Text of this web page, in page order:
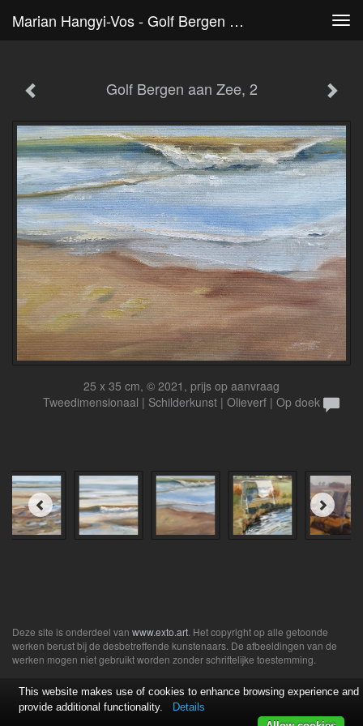
Marian Hangyi-Vos - Golf Bergen Aan Zee, 2
Golf Bergen aan Zee, 2
25 x 35 cm, © 2021, prijs op aanvraag
Tweedimensionaal | Schilderkunst | Olieverf | Op doek
Deze site is onderdeel van www.exto.art . Het copyright op alle getoonde
werken berust bij de desbetreffende kunstenaars. De afbeeldingen van de
werken mogen niet gebruikt worden zonder schriftelijke toestemming.
This website makes use of cookies to enhance browsing experience and
provide additional functionality.
Details